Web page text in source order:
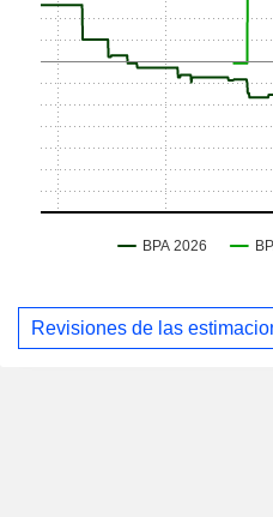
Revisiones de las